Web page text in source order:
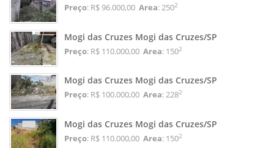
Preço: R$ 96.000,00 Area: 2502
Mogi das Cruzes Mogi das Cruzes/SP
Preço: R$ 110.000,00 Area: 1502
Mogi das Cruzes Mogi das Cruzes/SP
Preço: R$ 100.000,00 Area: 2282
Mogi das Cruzes Mogi das Cruzes/SP
Preço: R$ 110.000,00 Area: 1502